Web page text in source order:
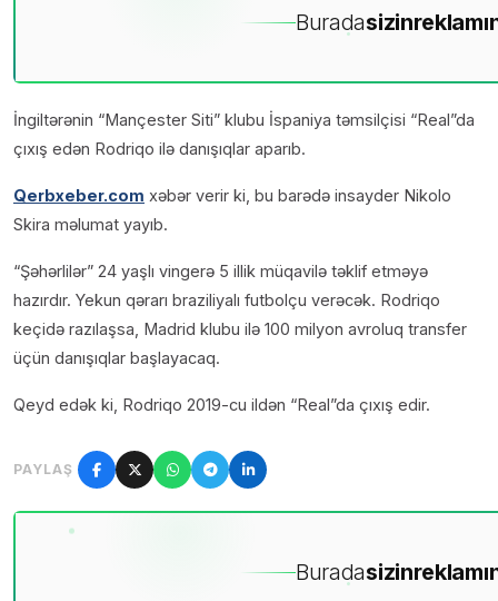
Buradasizin
İngiltərənin “Mançester Siti” klubu İspaniya təmsilçisi “Real”da
çıxış edən Rodriqo ilə danışıqlar aparıb.
Qerbxeber.com xəbər verir ki, bu barədə insayder Nikolo
Skira məlumat yayıb.
“Şəhərlilər” 24 yaşlı vingerə 5 illik müqavilə təklif etməyə
hazırdır. Yekun qərarı braziliyalı futbolçu verəcək. Rodriqo
keçidə razılaşsa, Madrid klubu ilə 100 milyon avroluq transfer
üçün danışıqlar başlayacaq.
Qeyd edək ki, Rodriqo 2019-cu ildən “Real”da çıxış edir.
PAYLAŞ
Buradasizin